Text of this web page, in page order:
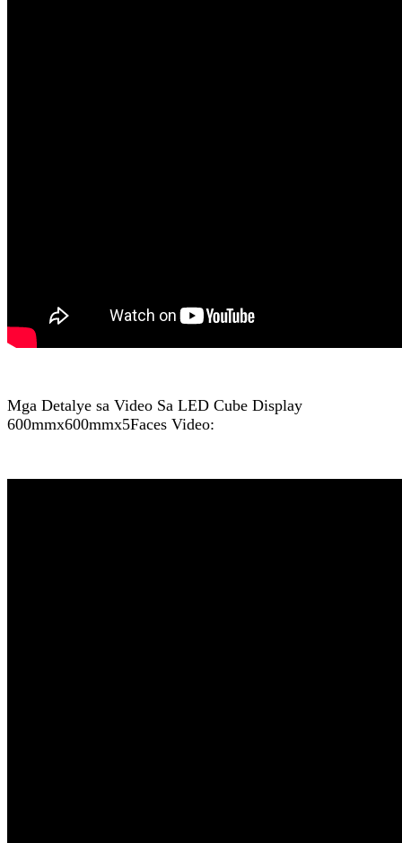
Mga Detalye sa Video Sa LED Cube Display
600mmx600mmx5Faces Video: